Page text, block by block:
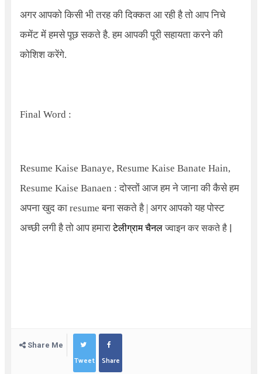
अगर आपको किसी भी तरह की दिक्कत आ रही है तो आप निचे
कमेंट में हमसे पूछ सकते है. हम आपकी पूरी सहायता करने की
कोशिश करेंगे.
Final Word :
Resume Kaise Banaye, Resume Kaise Banate Hain,
Resume Kaise Banaen :दोस्तों आज हम ने जाना की कैसे हम
अपना खुद का resumeबना सकते है | अगर आपको यह पोस्ट
अच्छी लगी है तो आप हमारा टेलीग्राम चैनल ज्वाइन कर सकते है |
Share Me
Tweet Share